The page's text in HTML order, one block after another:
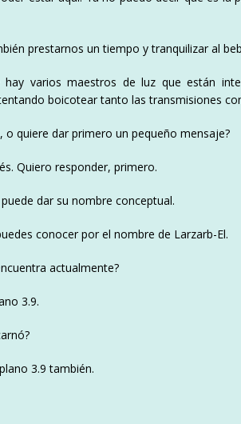
prestarnos un tiempo y tranquilizar al
hay varios maestros de luz que están
boicotear tanto las transmisiones
o quiere dar primero un pequeño mensaje?
Quiero responder, primero.
dar su nombre conceptual.
conocer por el nombre de Larzarb-El.
actualmente?
3.9.
3.9 también.